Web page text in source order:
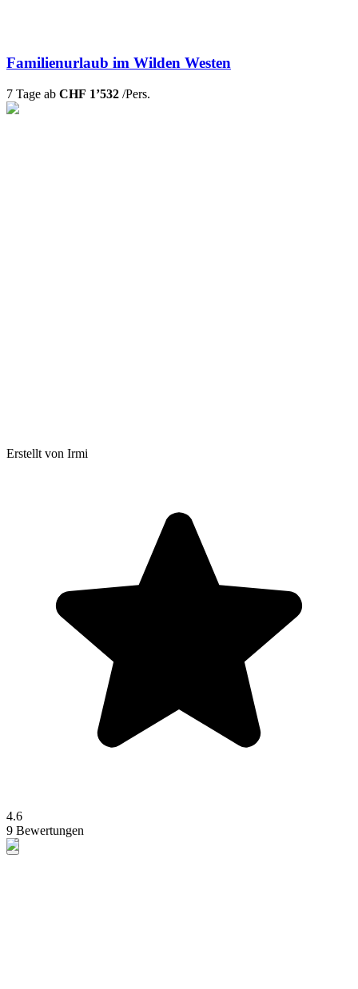
Familienurlaub im Wilden Westen
7 Tage ab CHF 1’532 /Pers.
Erstellt von Irmi
4.6
9 Bewertungen